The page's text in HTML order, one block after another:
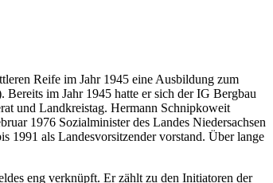
Reife im Jahr 1945 eine Ausbildung zum
im Jahr 1945 hatte er sich der IG Bergbau
und Landkreistag. Hermann Schnipkoweit
1976 Sozialminister des Landes Niedersachsen
1991 als Landesvorsitzender vorstand. Über lange
eng verknüpft. Er zählt zu den Initiatoren der